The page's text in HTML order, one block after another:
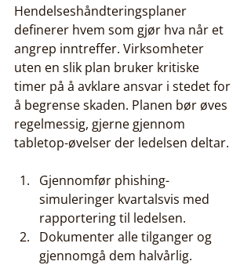
Hendelseshåndteringsplaner
definerer hvem som gjør hva når et
angrep inntreffer. Virksomheter
uten en slik plan bruker kritiske
timer på å avklare ansvar i stedet for
å begrense skaden. Planen bør øves
regelmessig, gjerne gjennom
tabletop-øvelser der ledelsen deltar.
Gjennomfør phishing-
simuleringer kvartalsvis med
rapportering til ledelsen.
Dokumenter alle tilganger og
gjennomgå dem halvårlig.